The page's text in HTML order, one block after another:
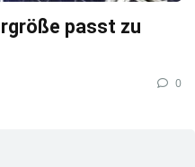
passt zu
0